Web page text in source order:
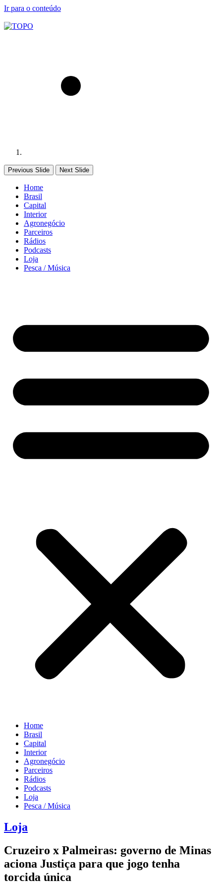
Ir para o conteúdo
Previous Slide Next Slide
Home
Brasil
Capital
Interior
Agronegócio
Parceiros
Rádios
Podcasts
Loja
Pesca / Música
Home
Brasil
Capital
Interior
Agronegócio
Parceiros
Rádios
Podcasts
Loja
Pesca / Música
Loja
Cruzeiro x Palmeiras: governo de Minas
aciona Justiça para que jogo tenha
torcida única